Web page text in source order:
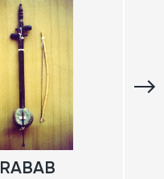
RABAB